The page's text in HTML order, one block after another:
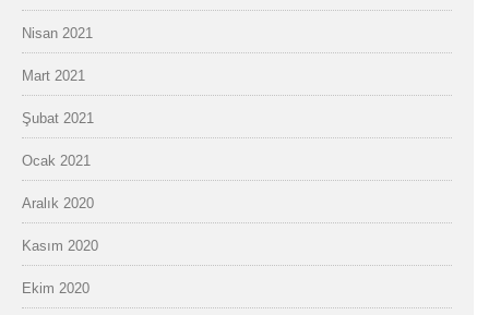
Nisan 2021
Mart 2021
Şubat 2021
Ocak 2021
Aralık 2020
Kasım 2020
Ekim 2020